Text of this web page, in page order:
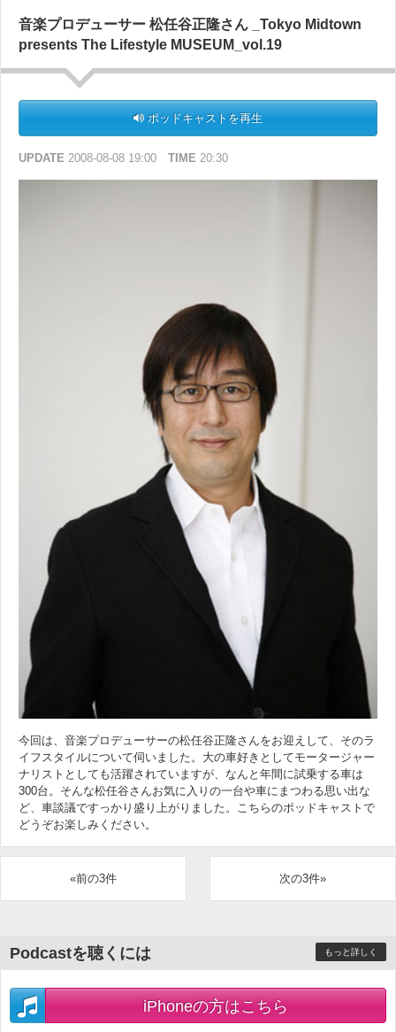
音楽プロデューサー 松任谷正隆さん _Tokyo Midtown
presents The Lifestyle MUSEUM_vol.19
ポッドキャストを再生
UPDATE 2008-08-08 19:00 TIME 20:30
今回は、音楽プロデューサーの松任谷正隆さんをお迎えして、そのラ
イフスタイルについて伺いました。大の車好きとしてモータージャー
ナリストとしても活躍されていますが、なんと年間に試乗する車は
300台。そんな松任谷さんお気に入りの一台や車にまつわる思い出な
ど、車談議ですっかり盛り上がりました。こちらのポッドキャストで
どうぞお楽しみください。
«前の3件 次の3件»
Podcastを聴くには もっと詳しく
iPhoneの方はこちら